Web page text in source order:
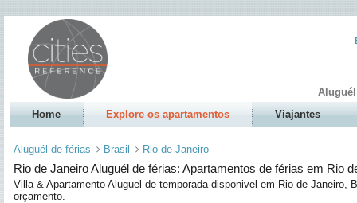
Home Explore os apartamentos Viajantes
Aluguél de férias Brasil Rio de Janeiro
Rio de Janeiro Aluguél de férias: Apartamentos de férias em Rio
Villa & Apartamento Aluguel de temporada disponivel em Rio de
orçamento.